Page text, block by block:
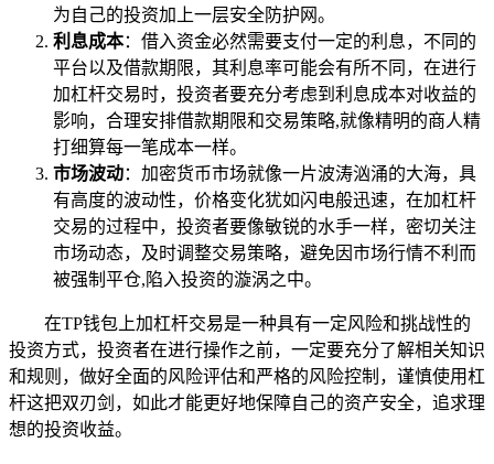
为自己的投资加上一层安全防护网。
利息成本：借入资金必然需要支付一定的利息，不同的
平台以及借款期限，其利息率可能会有所不同，在进行
加杠杆交易时，投资者要充分考虑到利息成本对收益的
影响，合理安排借款期限和交易策略,就像精明的商人精
打细算每一笔成本一样。
市场波动：加密货币市场就像一片波涛汹涌的大海，具
有高度的波动性，价格变化犹如闪电般迅速，在加杠杆
交易的过程中，投资者要像敏锐的水手一样，密切关注
市场动态，及时调整交易策略，避免因市场行情不利而
被强制平仓,陷入投资的漩涡之中。
在TP钱包上加杠杆交易是一种具有一定风险和挑战性的
投资方式，投资者在进行操作之前，一定要充分了解相关知识
和规则，做好全面的风险评估和严格的风险控制，谨慎使用杠
杆这把双刃剑，如此才能更好地保障自己的资产安全，追求理
想的投资收益。